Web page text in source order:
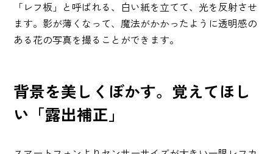
「レフ板」と呼ばれる、白い紙を立てて、光を反射させ
ます。影が薄くなって、魔法がかかったように透明感の
ある花の写真を撮ることができます。
背景を美しくぼかす。覚えてほし
い「露出補正」